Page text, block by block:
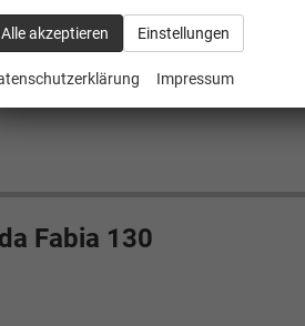
Fabia 130
Alle akzeptieren Einstellungen
Impressum